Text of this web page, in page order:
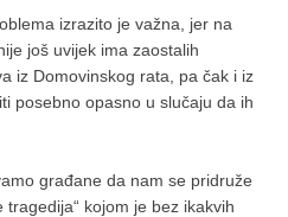
izrazito je važna, jer na
još uvijek ima zaostalih
iz Domovinskog rata, pa čak i iz
posebno opasno u slučaju da ih
građane da nam se pridruže
kojom je bez ikakvih